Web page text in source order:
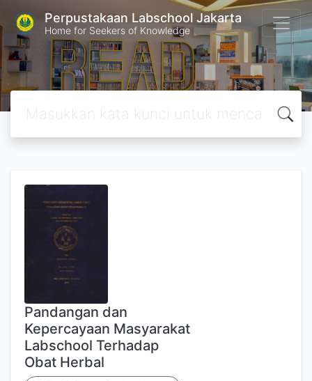
Perpustakaan Labschool Jakarta
Home for Seekers of Knowledge
Pandangan dan
Kepercayaan Masyarakat
Labschool Terhadap
Obat Herbal